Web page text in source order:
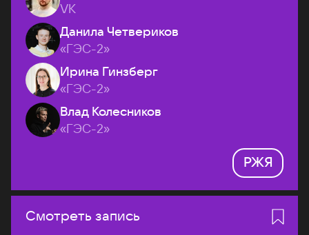
VK
Данила Четвериков
«ГЭС-2»
Ирина Гинзберг
«ГЭС-2»
Влад Колесников
«ГЭС-2»
РЖЯ
Смотреть запись